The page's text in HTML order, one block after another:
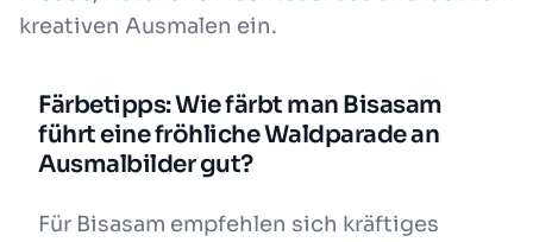
kreativen Ausmalen ein.
Färbetipps: Wie färbt man Bisasam
führt eine fröhliche Waldparade an
Ausmalbilder gut?
Für Bisasam empfehlen sich kräftiges